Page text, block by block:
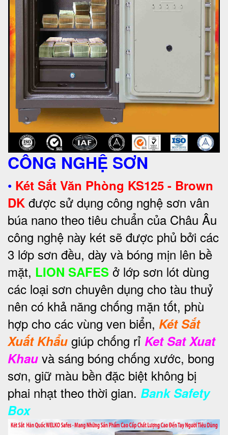
CÔNG NGHỆ SƠN
• Két Sắt Văn Phòng KS125 - Brown
DK được sử dụng công nghệ sơn vân
búa nano theo tiêu chuẩn của Châu Âu
công nghệ này két sẽ được phủ bởi các
3 lớp sơn đều, dày và bóng mịn lên bề
mặt, LION SAFES ở lớp sơn lót dùng
các loại sơn chuyên dụng cho tàu thuỷ
nên có khả năng chống mặn tốt, phù
hợp cho các vùng ven biển, Két Sắt
Xuất Khẩu giúp chống rỉ Ket Sat Xuat
Khau và sáng bóng chống xước, bong
sơn, giữ màu bền đặc biệt không bị
phai nhạt theo thời gian. Bank Safety
Box